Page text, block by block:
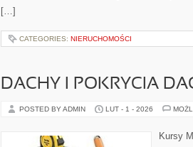
[…]
CATEGORIES: NIERUCHOMOŚCI
DACHY I POKRYCIA
POSTED BY ADMIN LUT - 1 - 2026
Kursy